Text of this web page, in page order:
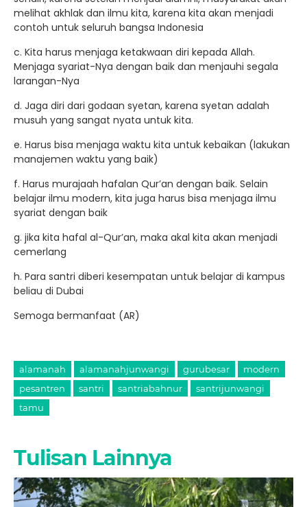
melihat akhlak dan ilmu kita, karena kita akan menjadi
contoh untuk seluruh bangsa Indonesia
c. Kita harus menjaga ketakwaan diri kepada Allah.
Menjaga syariat-Nya dengan baik dan menjauhi segala
larangan-Nya
d. Jaga diri dari godaan syetan, karena syetan adalah
musuh yang sangat nyata untuk kita.
e. Harus bisa menjaga waktu kita untuk kebaikan (lakukan
manajemen waktu yang baik)
f. Harus murajaah hafalan Qur’an dengan baik. Selain
belajar ilmu modern, kita juga harus bisa menjaga ilmu
syariat dengan baik
g. jika kita hafal al-Qur’an, maka akal kita akan menjadi
cemerlang
h. Para santri diberi kesempatan untuk belajar di kampus
beliau di Dubai
Semoga bermanfaat (AR)
alamanah alamanahjunwangi gurubesar
modern
pesantren
santri santriabahnur
santrijunwangi
tamu
Tulisan Lainnya